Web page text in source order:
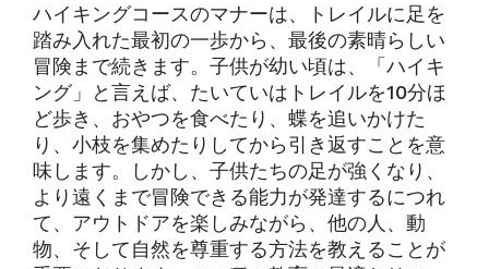
ハイキングコースのマナーは、トレイルに足を
踏み入れた最初の一歩から、最後の素晴らしい
冒険まで続きます。子供が幼い頃は、「ハイキ
ング」と言えば、たいていはトレイルを10分ほ
ど歩き、おやつを食べたり、蝶を追いかけた
り、小枝を集めたりしてから引き返すことを意
味します。しかし、子供たちの足が強くなり、
より遠くまで冒険できる能力が発達するにつれ
て、アウトドアを楽しみながら、他の人、動
物、そして自然を尊重する方法を教えることが